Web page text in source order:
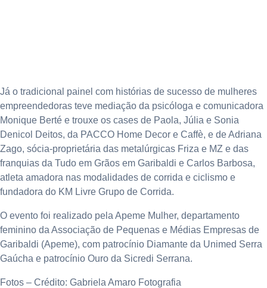
Já o tradicional painel com histórias de sucesso de mulheres
empreendedoras teve mediação da psicóloga e comunicadora
Monique Berté e trouxe os cases de Paola, Júlia e Sonia
Denicol Deitos, da PACCO Home Decor e Caffè, e de Adriana
Zago, sócia-proprietária das metalúrgicas Friza e MZ e das
franquias da Tudo em Grãos em Garibaldi e Carlos Barbosa,
atleta amadora nas modalidades de corrida e ciclismo e
fundadora do KM Livre Grupo de Corrida.
O evento foi realizado pela Apeme Mulher, departamento
feminino da Associação de Pequenas e Médias Empresas de
Garibaldi (Apeme), com patrocínio Diamante da Unimed Serra
Gaúcha e patrocínio Ouro da Sicredi Serrana.
Fotos – Crédito: Gabriela Amaro Fotografia